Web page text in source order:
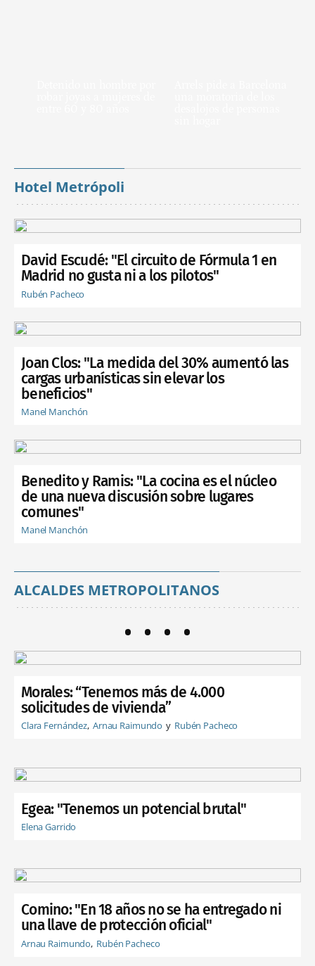
Hotel Metrópoli
David Escudé: "El circuito de Fórmula 1 en
Madrid no gusta ni a los pilotos"
Rubén Pacheco
Joan Clos: "La medida del 30% aumentó las
cargas urbanísticas sin elevar los
beneficios"
Manel Manchón
Benedito y Ramis: "La cocina es el núcleo
de una nueva discusión sobre lugares
comunes"
Manel Manchón
ALCALDES METROPOLITANOS
Morales: “Tenemos más de 4.000
solicitudes de vivienda”
Clara Fernández Arnau Raimundo Rubén Pacheco
Egea: "Tenemos un potencial brutal"
Elena Garrido
Comino: "En 18 años no se ha entregado ni
una llave de protección oficial"
Arnau Raimundo Rubén Pacheco